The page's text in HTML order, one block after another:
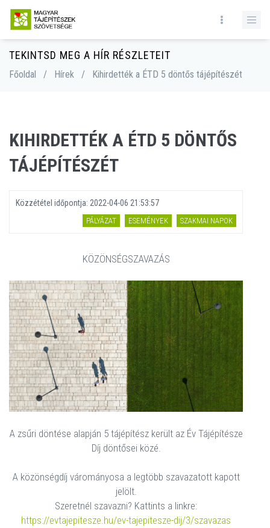
TEKINTSD MEG A HÍR RÉSZLETEIT
Főoldal / Hírek / Kihirdették a ÉTD 5 döntős tájépítészét
KIHIRDETTÉK A ÉTD 5 DÖNTŐS
TÁJÉPÍTÉSZÉT
Közzététel időpontja: 2022-04-06 21:53:57
PÁLYÁZAT ESEMÉNYEK SZAKMAI NAPOK
KÖZÖNSÉGSZAVAZÁS
A zsűri döntése alapján 5 tájépítész került az Év Tájépítésze
Díj döntősei közé.
A közönségdíj várományosa a legtöbb szavazatott kapott
jelölt.
Szeretnél szavazni? Kattints a linkre:
https://evtajepitesze.hu/ev-tajepitesze-dij/3/szavazas